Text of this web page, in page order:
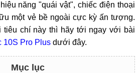
năng "quái vật", chiếc điện thoại
một vẻ bề ngoài cực kỳ ấn tượng.
tiêu chí này thì hãy tới ngay với bài
10S Pro Plus dưới đây.
Mục lục